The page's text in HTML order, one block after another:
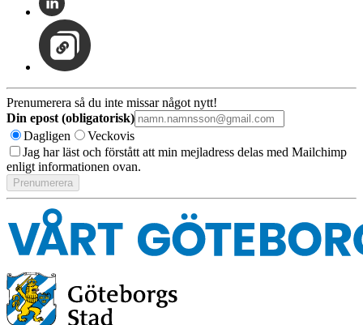
Prenumerera så du inte missar något nytt!
Din epost (obligatorisk)
Dagligen
Veckovis
Jag har läst och förstått att min mejladress delas med Mailchimp
enligt informationen ovan.